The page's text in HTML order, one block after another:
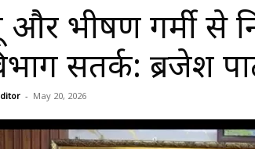
भीषण गर्मी से
सतर्क: ब्रजेश
- May 20, 2026